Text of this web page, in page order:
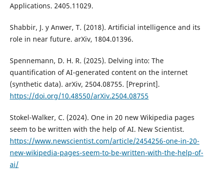
Applications. 2405.11029.
Shabbir, J. y Anwer, T. (2018). Artificial intelligence and its
role in near future. arXiv, 1804.01396.
Spennemann, D. H. R. (2025). Delving into: The
quantification of AI-generated content on the internet
(synthetic data). arXiv, 2504.08755. [Preprint].
https://doi.org/10.48550/arXiv.2504.08755
Stokel-Walker, C. (2024). One in 20 new Wikipedia pages
seem to be written with the help of AI. New Scientist.
https://www.newscientist.com/article/2454256-one-in-20-
new-wikipedia-pages-seem-to-be-written-with-the-help-of-
ai/